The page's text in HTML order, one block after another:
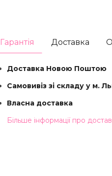
Гарантія Доставка
Доставка Новою Поштою
Самовивіз зі складу у м.
Власна доставка
Більше інформації про